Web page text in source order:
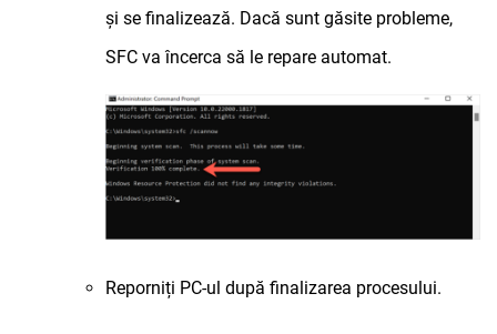
și se finalizează. Dacă sunt găsite probleme,
SFC va încerca să le repare automat.
Reporniți PC-ul după finalizarea procesului.